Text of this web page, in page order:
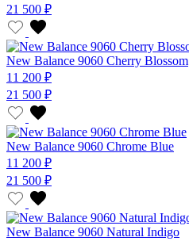
21 500 ₽
New Balance 9060 Cherry Blossom
11 200 ₽
21 500 ₽
New Balance 9060 Chrome Blue
11 200 ₽
21 500 ₽
New Balance 9060 Natural Indigo